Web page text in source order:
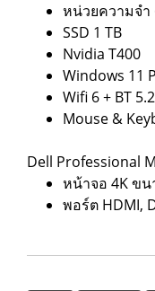
หน่วยความจำ
SSD 1 TB
Nvidia T400
Windows 11
Wifi 6 + BT 5.2
Mouse &
Dell Professional
หน้าจอ 4K ขน
พอร์ต HDMI,